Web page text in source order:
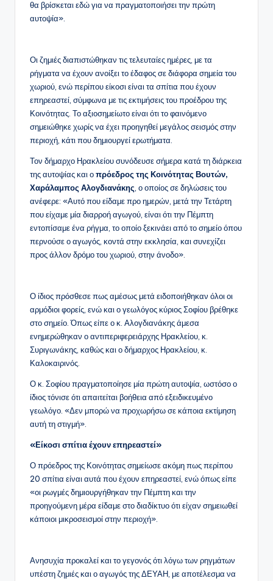
θα βρίσκεται εδώ για να πραγματοποιήσει την πρώτη
αυτοψία».
Οι ζημιές διαπιστώθηκαν τις τελευταίες ημέρες, με τα
ρήγματα να έχουν ανοίξει το έδαφος σε διάφορα σημεία του
χωριού, ενώ περίπου είκοσι είναι τα σπίτια που έχουν
επηρεαστεί, σύμφωνα με τις εκτιμήσεις του προέδρου της
Κοινότητας. Το αξιοσημείωτο είναι ότι το φαινόμενο
σημειώθηκε χωρίς να έχει προηγηθεί μεγάλος σεισμός στην
περιοχή, κάτι που δημιουργεί ερωτήματα.
Τον δήμαρχο Ηρακλείου συνόδευσε σήμερα κατά τη διάρκεια
της αυτοψίας και οπρόεδρος της Κοινότητας Βουτών,
Χαράλαμπος Αλογδιανάκης , ο οποίος σε δηλώσεις του
ανέφερε: «Αυτό που είδαμε προ ημερών, μετά την Τετάρτη
που είχαμε μία διαρροή αγωγού, είναι ότι την Πέμπτη
εντοπίσαμε ένα ρήγμα, το οποίο ξεκινάει από το σημείο όπου
περνούσε ο αγωγός, κοντά στην εκκλησία, και συνεχίζει
προς άλλον δρόμο του χωριού, στην άνοδο».
Ο ίδιος πρόσθεσε πως αμέσως μετά ειδοποιήθηκαν όλοι οι
αρμόδιοι φορείς, ενώ και ο γεωλόγος κύριος Σοφίου βρέθηκε
στο σημείο. Όπως είπε ο κ. Αλογδιανάκης άμεσα
ενημερώθηκαν ο αντιπεριφερειάρχης Ηρακλείου, κ.
Συριγωνάκης, καθώς και ο δήμαρχος Ηρακλείου, κ.
Καλοκαιρινός.
Ο κ. Σοφίου πραγματοποίησε μία πρώτη αυτοψία, ωστόσο ο
ίδιος τόνισε ότι απαιτείται βοήθεια από εξειδικευμένο
γεωλόγο. «Δεν μπορώ να προχωρήσω σε κάποια εκτίμηση
αυτή τη στιγμή».
«Είκοσι σπίτια έχουν επηρεαστεί»
Ο πρόεδρος της Κοινότητας σημείωσε ακόμη πως περίπου
20 σπίτια είναι αυτά που έχουν επηρεαστεί, ενώ όπως είπε
«οι ρωγμές δημιουργήθηκαν την Πέμπτη και την
προηγούμενη μέρα είδαμε στο διαδίκτυο ότι είχαν σημειωθεί
κάποιοι μικροσεισμοί στην περιοχή».
Ανησυχία προκαλεί και το γεγονός ότι λόγω των ρηγμάτων
υπέστη ζημιές και ο αγωγός της ΔΕΥΑΗ, με αποτέλεσμα να